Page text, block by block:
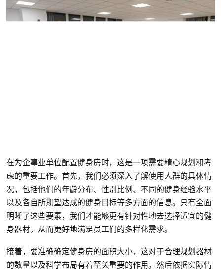
在为企事业单位配置健身房时，这是一项需要精心规划和考
虑的重要工作。首先，我们必须深入了解使用人群的具体情
况，包括他们的年龄分布、性别比例、不同的健身经验水平
以及各自所期望达成的健身目标等多方面的信息。只有全面
明晰了这些要素，我们才能够更有针对性地去选择适宜的健
身器材，从而更好地满足员工们的多样化需求。
接着，要准确确定健身房的面积大小，这对于合理规划器材
的数量以及科学布局有着至关重要的作用。然后依据实际情